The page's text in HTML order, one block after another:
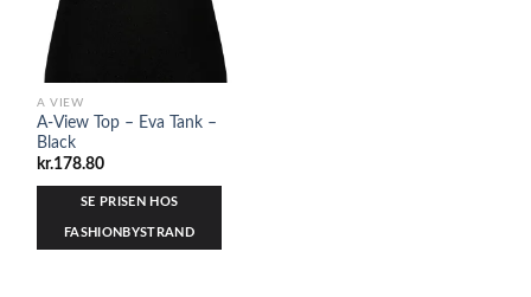
A VIEW
A-View Top – Eva Tank –
Black
kr.178.80
SE PRISEN HOS
FASHIONBYSTRAND